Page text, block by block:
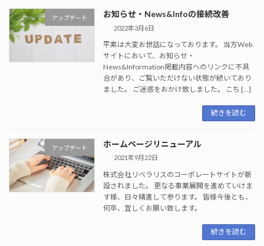
アップデート お知らせ・News&Infoの接続改善
2022年3月6日
平素は大変お世話になっております。 当方Web
サイトにおいて、お知らせ・
News&Information掲載内容へのリンクに不具
合があり、ご覧いただけない状態が続いており
ました。 ご迷惑をおかけ致しました。 こち […]
続きを読む
アップデート ホームページリニューアル
2021年9月22日
株式会社リベラリスのコーポレートサイトが新
設されました。 更なる事業展開を進めていけま
す様、日々精進して参ります。 皆様今後とも、
何卒、宜しくお願い致します。
続きを読む